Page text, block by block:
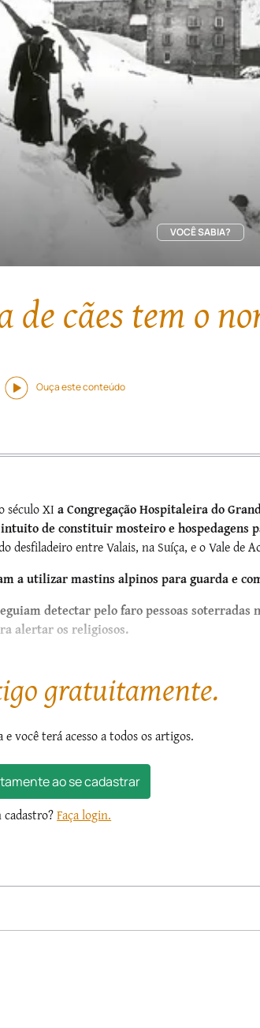
VOCÊ SABIA?
cães tem o
Ouça este conteúdo
século XI a Congregação Hospitaleira do
de constituir mosteiro e hospedagens
desfiladeiro entre Valais, na Suíça, e o Vale de
a utilizar mastins alpinos para guarda e
detectar pelo faro ­pessoas soterradas
alertar os religiosos.
gratuitamente.
você terá acesso a todos os artigos.
ao se cadastrar
cadastro?Faça login.